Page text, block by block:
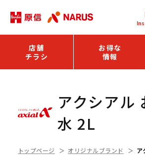
店舗
チラシ
お得な
情報
アクシアル
水 2L
トップページ オリジナルブランド ア